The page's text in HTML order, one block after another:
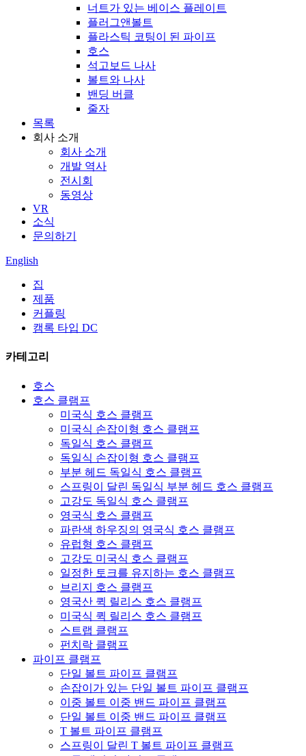
너트가 있는 베이스 플레이트
플러그앤볼트
플라스틱 코팅이 된 파이프
호스
석고보드 나사
볼트와 나사
밴딩 버클
줄자
목록
회사 소개
회사 소개
개발 역사
전시회
동영상
VR
소식
문의하기
English
집
제품
커플링
캠록 타입 DC
카테고리
호스
호스 클램프
미국식 호스 클램프
미국식 손잡이형 호스 클램프
독일식 호스 클램프
독일식 손잡이형 호스 클램프
부분 헤드 독일식 호스 클램프
스프링이 달린 독일식 부분 헤드 호스 클램프
고강도 독일식 호스 클램프
영국식 호스 클램프
파란색 하우징의 영국식 호스 클램프
유럽형 호스 클램프
고강도 미국식 호스 클램프
일정한 토크를 유지하는 호스 클램프
브리지 호스 클램프
영국산 퀵 릴리스 호스 클램프
미국식 퀵 릴리스 호스 클램프
스트랩 클램프
펀치락 클램프
파이프 클램프
단일 볼트 파이프 클램프
손잡이가 있는 단일 볼트 파이프 클램프
이중 볼트 이중 밴드 파이프 클램프
단일 볼트 이중 밴드 파이프 클램프
T 볼트 파이프 클램프
스프링이 달린 T 볼트 파이프 클램프